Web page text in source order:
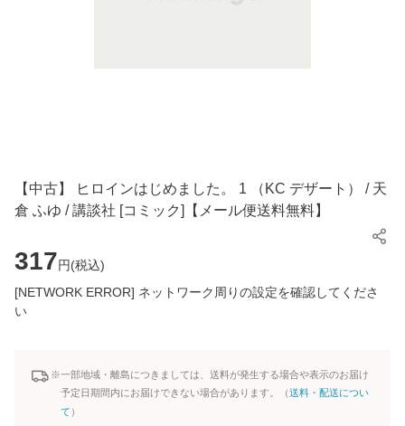
【中古】 ヒロインはじめました。 1 （KC デザート） / 天
倉 ふゆ / 講談社 [コミック]【メール便送料無料】
317円(税込)
[NETWORK ERROR] ネットワーク周りの設定を確認してくださ
い
※一部地域・離島につきましては、送料が発生する場合や表示のお届け
予定日期間内にお届けできない場合があります。（送料・配送につい
て ）